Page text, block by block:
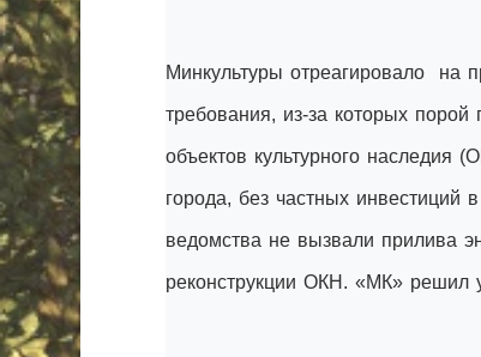
Минкультуры отреагировало на
требования, из-за которых
объектов культурного
города, без частных
ведомства не вызвали прилива
реконструкции ОКН. «МК» решил